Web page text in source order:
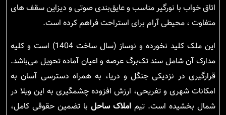
اتاق خواب با نورگیر مناسب و عایق‌بندی صوتی و دیزاین سقف های
متفاوت ، محیطی آرام برای استراحت فراهم کرده است.
این ملک کلید نخورده و نوساز (سال ساخت 1404) است و کلیه
مدارک آن شامل سند تک‌برگ عرصه و اعیان آماده تحویل می‌باشد.
قرارگیری در نزدیکی جنگل و دریا، به همراه دسترسی آسان به
امکانات شهری و تفریحی، ارزش افزوده چشمگیری به این ویلا در
شمال بخشیده است. تیم املاک ساحل با تضمین حقوقی کامل،